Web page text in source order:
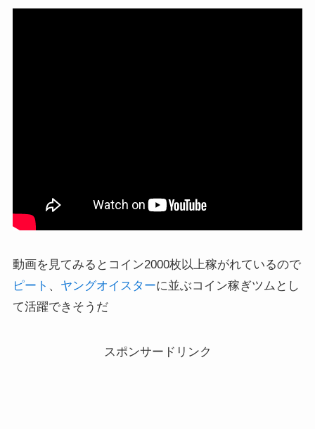
動画を見てみるとコイン2000枚以上稼がれているので
ピート 、 ヤングオイスターに並ぶコイン稼ぎツムとし
て活躍できそうだ
スポンサードリンク